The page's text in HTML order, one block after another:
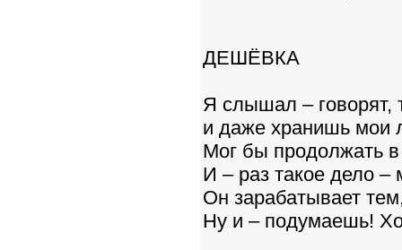
ДЕШЁВКА
Я слышал – говорят,
и даже хранишь мои
Мог бы продолжать
И – раз такое дело –
Он зарабатывает
Ну и – подумаешь!